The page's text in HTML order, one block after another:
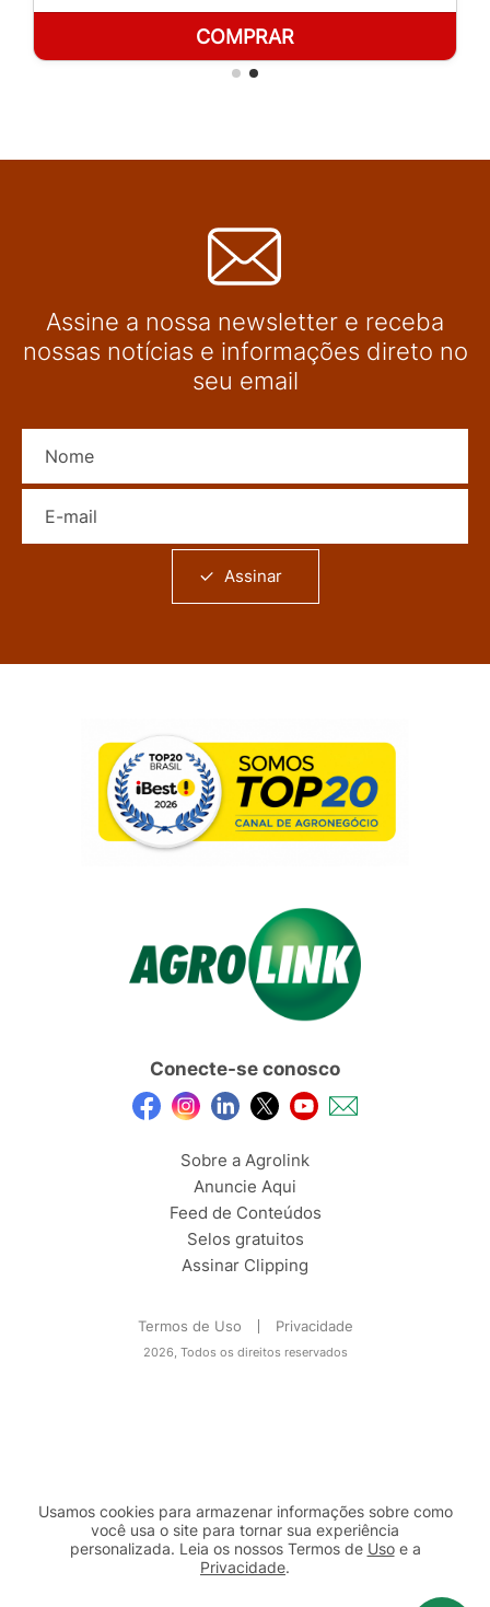
COMPRAR
Assine a nossa newsletter e receba
nossas notícias e informações direto no
seu email
Assinar
Conecte-se conosco
Sobre a Agrolink
Anuncie Aqui
Feed de Conteúdos
Selos gratuitos
Assinar Clipping
Termos de Uso Privacidade
2026, Todos os direitos reservados
Usamos cookies para armazenar informações sobre como
você usa o site para tornar sua experiência
personalizada. Leia os nossos Termos de Usoe a
Privacidade.